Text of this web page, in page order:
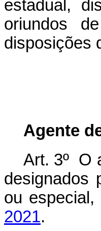
estadual,
oriundos
disposições
Agente
Art. 3º O
designados
ou
2021.